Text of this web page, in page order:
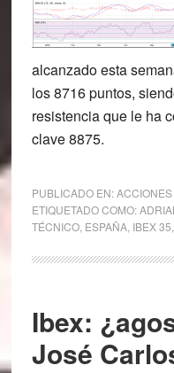
alcanzado esta
los 8716 puntos,
resistencia que le ha
clave 8875.
PUBLICADO EN:
ETIQUETADO COMO:
TÉCNICO, ESPAÑA, IBEX 35
Ibex:
José